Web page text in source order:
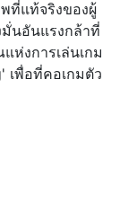
ที่แท้จริงของผู้
นอันแรงกล้าที่
งการเล่นเกม
เพื่อที่คอเกมตัว